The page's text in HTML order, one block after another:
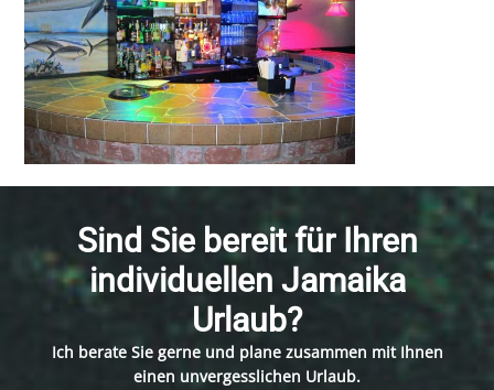
Sind Sie bereit für Ihren
individuellen Jamaika
Urlaub?
Ich berate Sie gerne und plane zusammen mit Ihnen
einen unvergesslichen Urlaub.